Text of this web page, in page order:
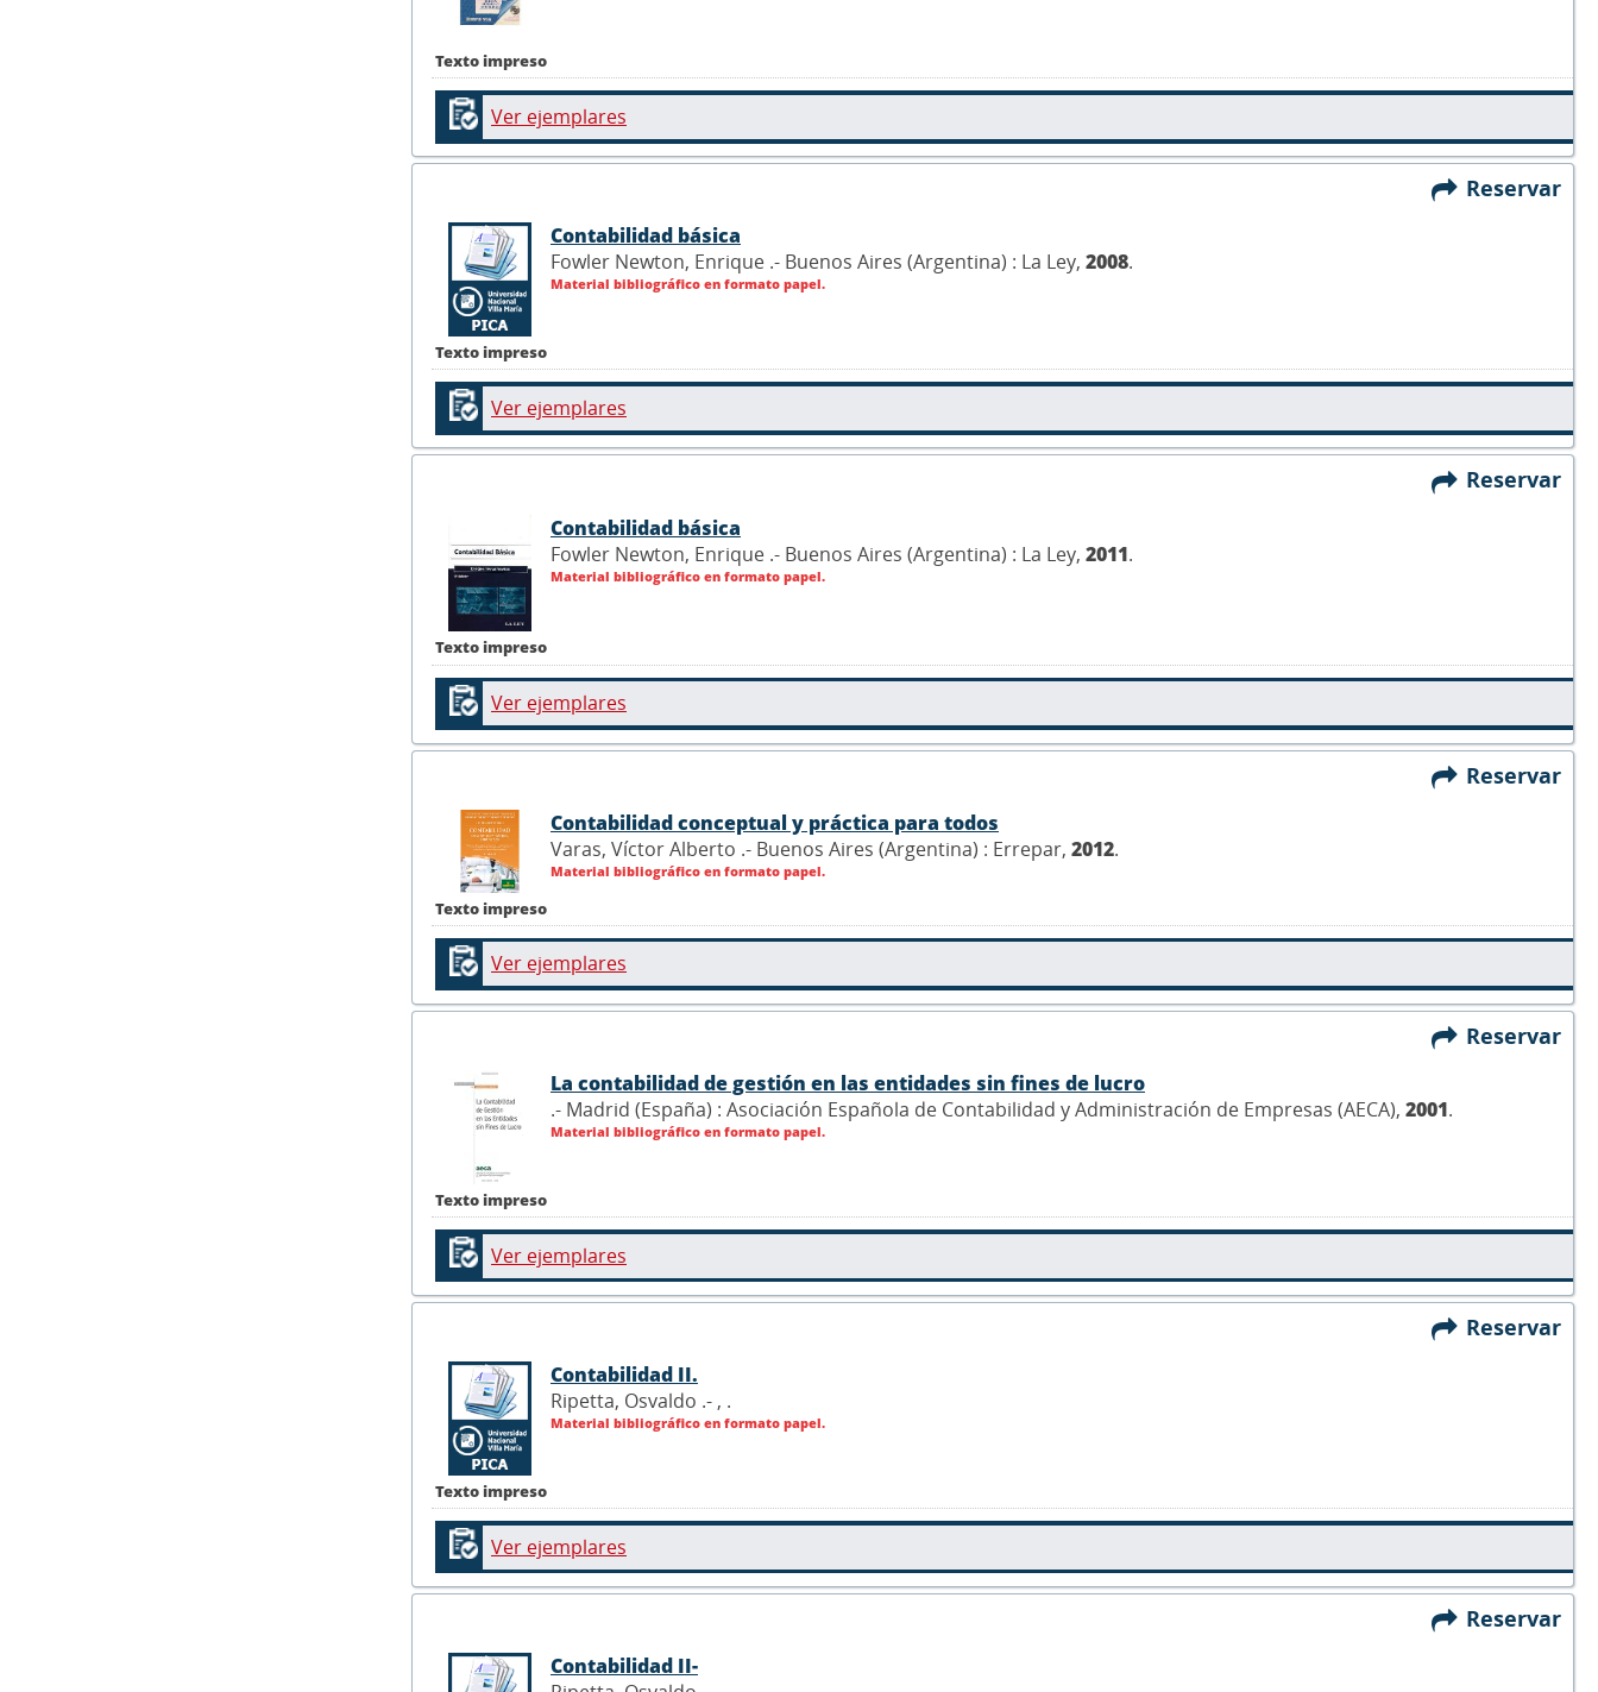
Texto impreso
Ver ejemplares
Reservar
Texto impreso
Contabilidad básica
Fowler Newton, Enrique .- Buenos Aires (Argentina) : La Ley, 2008.
Material bibliográfico en formato papel.
Ver ejemplares
Reservar
Texto impreso
Contabilidad básica
Fowler Newton, Enrique .- Buenos Aires (Argentina) : La Ley, 2011.
Material bibliográfico en formato papel.
Ver ejemplares
Reservar
Texto impreso
Contabilidad conceptual y práctica para todos
Varas, Víctor Alberto .- Buenos Aires (Argentina) : Errepar, 2012.
Material bibliográfico en formato papel.
Ver ejemplares
Reservar
Texto impreso
La contabilidad de gestión en las entidades sin fines de lucro
.- Madrid (España) : Asociación Española de Contabilidad y Administración de Empresas (AECA), 2001.
Material bibliográfico en formato papel.
Ver ejemplares
Reservar
Texto impreso
Contabilidad II.
Ripetta, Osvaldo .- , .
Material bibliográfico en formato papel.
Ver ejemplares
Reservar
Contabilidad II-